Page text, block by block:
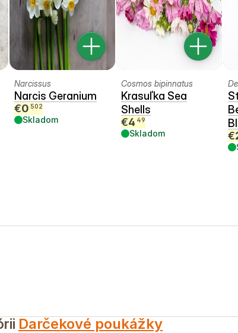
Narcissus
Narcis Geranium
€0 502
Skladom
Cosmos bipinnatus
Krasuľka Sea
Shells
€4 49
Skladom
€
Darčekové poukážky